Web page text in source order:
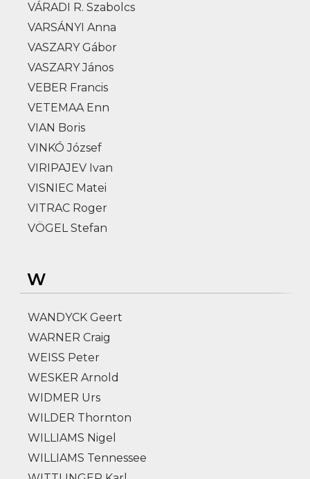
VÁRADI R. Szabolcs
VARSÁNYI Anna
VASZARY Gábor
VASZARY János
VEBER Francis
VETEMAA Enn
VIAN Boris
VINKÓ József
VIRIPAJEV Ivan
VISNIEC Matei
VITRAC Roger
VÖGEL Stefan
W
WANDYCK Geert
WARNER Craig
WEISS Peter
WESKER Arnold
WIDMER Urs
WILDER Thornton
WILLIAMS Nigel
WILLIAMS Tennessee